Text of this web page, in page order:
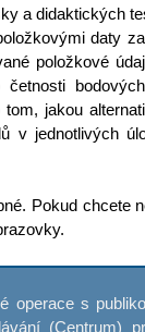
a didaktických
daty
položkové
jakou
v jednotlivých
Pokud chcete
operace s
(Centrum)